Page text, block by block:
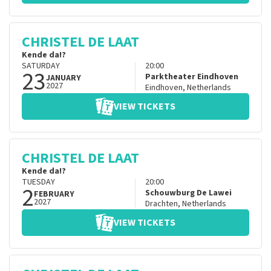
CHRISTEL DE LAAT
Kende da!?
SATURDAY
23JANUARY
2027
20:00
Parktheater Eindhoven
Eindhoven, Netherlands
VIEW TICKETS
CHRISTEL DE LAAT
Kende da!?
TUESDAY
2FEBRUARY
2027
20:00
Schouwburg De Lawei
Drachten, Netherlands
VIEW TICKETS